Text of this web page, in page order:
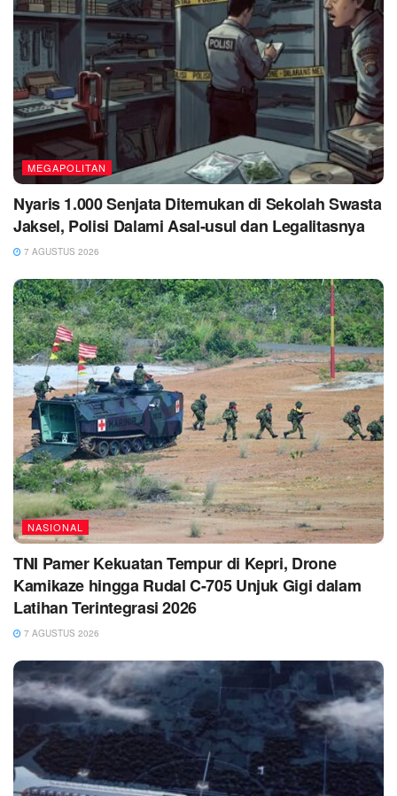
MEGAPOLITAN
Nyaris 1.000 Senjata Ditemukan di Sekolah Swasta
Jaksel, Polisi Dalami Asal-usul dan Legalitasnya
7 AGUSTUS 2026
NASIONAL
TNI Pamer Kekuatan Tempur di Kepri, Drone
Kamikaze hingga Rudal C-705 Unjuk Gigi dalam
Latihan Terintegrasi 2026
7 AGUSTUS 2026